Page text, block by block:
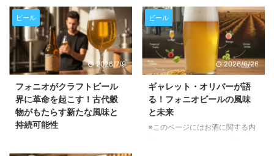
※このページにはお酒に関する内
容が含まれます。20歳未満の方
の閲覧・購入は禁止されていま
す。 この記事では、人気クラフ
トビールポッドキャスト「The
Full Pint Podcast」の最新エピソ
す。長期休暇を経て復帰したパー
ソナリティのDannyとAndyが、
ビール業界のトレンドやバーボン
市場との比較について語り合う、
す。クラフトビール愛好家はもち
所におけるタンク洗浄、衛生管
理、そして包装ラインの効率化が
いかに重要か、そしてそれらを実
現するための具体的な方法につい
て詳しく解説します。生産性向上
とコスト削減に繋がるヒントが満
載です。 醸造所の衛生管理がな
ぜ重要なのか ビール醸造所にと
って、衛生管理は単に清潔さを保
つ以上の意味を持ちます。これ
ビール
2026/7/9
フォニオがクラフトビール
界に革命を起こす！古代穀
物がもたらす新たな風味と
持続可能性
容が含まれます。20歳未満の方
ビール
2026/6/26
ギャレット・オリバーが語
る！フォニオビールの風味
と未来
※このページにはお酒に関する内